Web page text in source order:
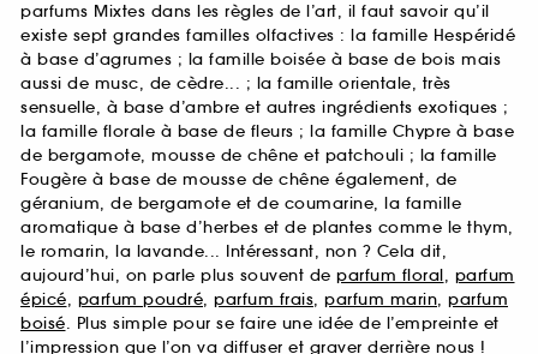
parfums Mixtes dans les règles de l’art, il faut savoir qu’il
existe sept grandes familles olfactives : la famille Hespéridé
à base d’agrumes ; la famille boisée à base de bois mais
aussi de musc, de cèdre... ; la famille orientale, très
sensuelle, à base d’ambre et autres ingrédients exotiques ;
la famille florale à base de fleurs ; la famille Chypre à base
de bergamote, mousse de chêne et patchouli ; la famille
Fougère à base de mousse de chêne également, de
géranium, de bergamote et de coumarine, la famille
aromatique à base d’herbes et de plantes comme le thym,
le romarin, la lavande... Intéressant, non ? Cela dit,
aujourd’hui, on parle plus souvent de parfum floral, parfum
épicé, parfum poudré, parfum frais, parfum marin, parfum
boisé. Plus simple pour se faire une idée de l’empreinte et
l’impression que l’on va diffuser et graver derrière nous !